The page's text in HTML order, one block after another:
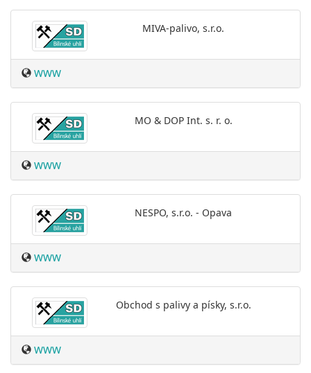
MIVA-palivo, s.r.o.
WWW
MO & DOP Int. s. r. o.
WWW
NESPO, s.r.o. - Opava
WWW
Obchod s palivy a písky, s.r.o.
WWW